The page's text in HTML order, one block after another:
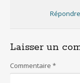
Répondre
Laisser un
Commentaire *